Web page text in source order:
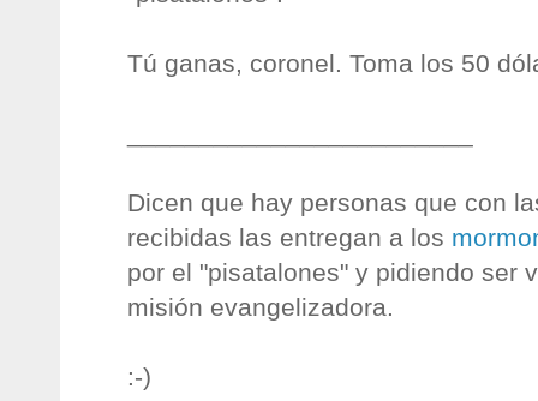
Tú ganas, coronel. Toma los 50
Dicen que hay personas que con
recibidas las entregan a los
por el "pisatalones" y pidiendo ser
misión evangelizadora.
:-)